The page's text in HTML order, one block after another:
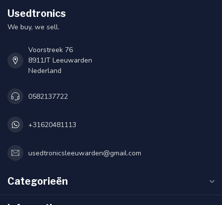
Usedtronics
We buy, we sell.
Voorstreek 76
8911JT Leeuwarden
Nederland
0582137722
+31620481113
usedtronicsleeuwarden@gmail.com
Categorieën